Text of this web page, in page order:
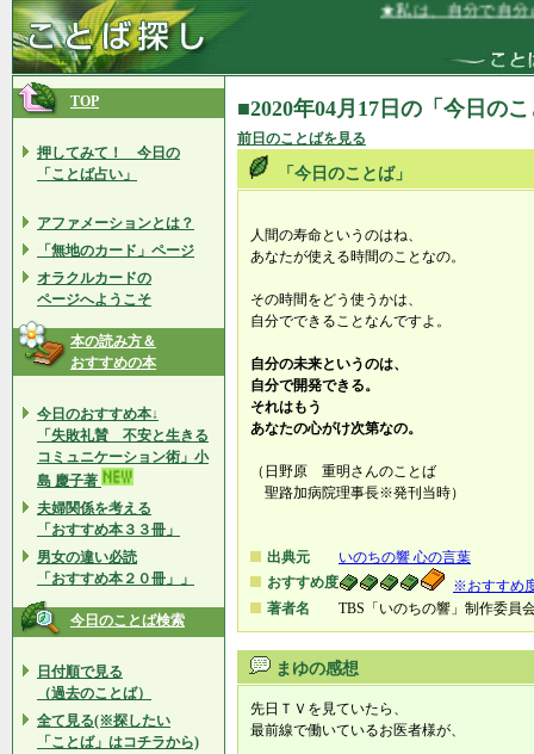
★私は、自分で自分の
TOP
押してみて！ 今日の
「ことば占い」
アファメーションとは？
「無地のカード」ページ
オラクルカードの
ページへようこそ
本の読み方＆
おすすめの本
今日のおすすめ本↓
「失敗礼賛 不安と生きる
コミュニケーション術」小
島 慶子著
夫婦関係を考える
「おすすめ本３３冊」
男女の違い必読
「おすすめ本２０冊」」
今日のことば検索
日付順で見る
（過去のことば）
全て見る(※探したい
「ことば」はコチラから)
■2020年04月17日の「今日の
前日のことばを見る
「今日のことば」
人間の寿命というのはね、
あなたが使える時間のことなの。
その時間をどう使うかは、
自分でできることなんですよ。
自分の未来というのは、
自分で開発できる。
それはもう
あなたの心がけ次第なの。
（日野原 重明さんのことば
聖路加病院理事長※発刊当時）
出典元
いのちの響 心の言葉
おすすめ度
※おすすめ
著者名
TBS「いのちの響」制作委員
まゆの感想
先日ＴＶを見ていたら、
最前線で働いているお医者様が、